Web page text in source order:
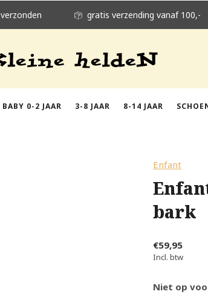
BABY 0-2 JAAR 3-8 JAAR 8-14 JAAR
gratis verzending vanaf 100,-
Enfant
bark
€59,95
Incl. btw
Niet op